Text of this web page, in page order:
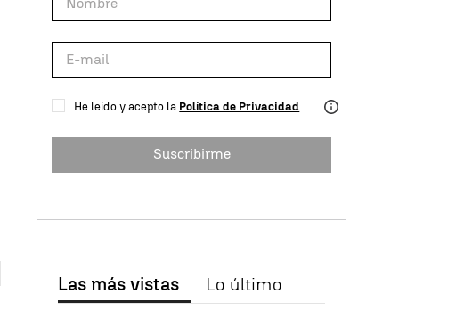
He leído y acepto la Política de Privacidad
Suscribirme
Las más vistas Lo último